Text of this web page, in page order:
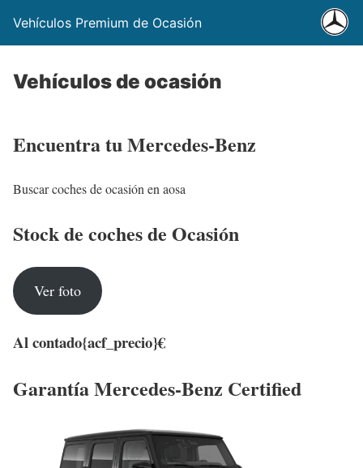
Vehículos Premium de Ocasión
Vehículos de ocasión
Encuentra tu Mercedes-Benz
Buscar coches de ocasión en aosa
Stock de coches de Ocasión
Ver foto
Al contado{acf_precio}€
Garantía Mercedes-Benz Certified